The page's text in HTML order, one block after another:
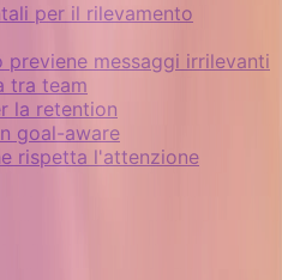
per il rilevamento
messaggi irrilevanti
tra team
la retention
goal-aware
rispetta l'attenzione